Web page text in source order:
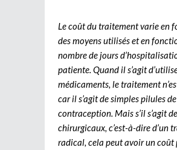
Le coût du traitement varie en
des moyens utilisés et en
nombre de jours
patiente. Quand il s’agit
médicaments, le traitement
car il s’agit de simples pilules de
contraception. Mais s’il s’agit
chirurgicaux, c’est-à-dire d’un
radical, cela peut avoir un coût